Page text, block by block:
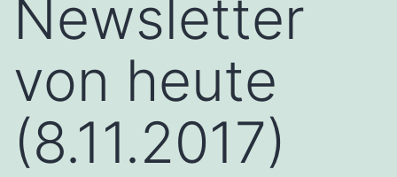
Newsletter
von heute
(8.11.2017)